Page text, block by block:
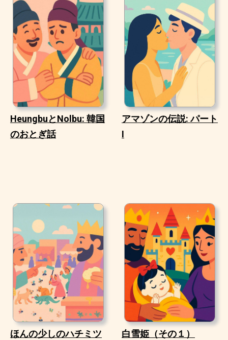
HeungbuとNolbu: 韓国
のおとぎ話
アマゾンの伝説: パート
I
ほんの少しのハチミツ
白雪姫（その１）